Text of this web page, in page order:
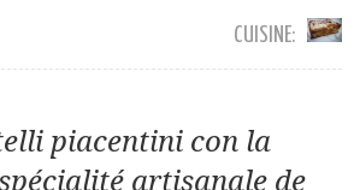
CUISINE:
piacentini con la
artisanale de